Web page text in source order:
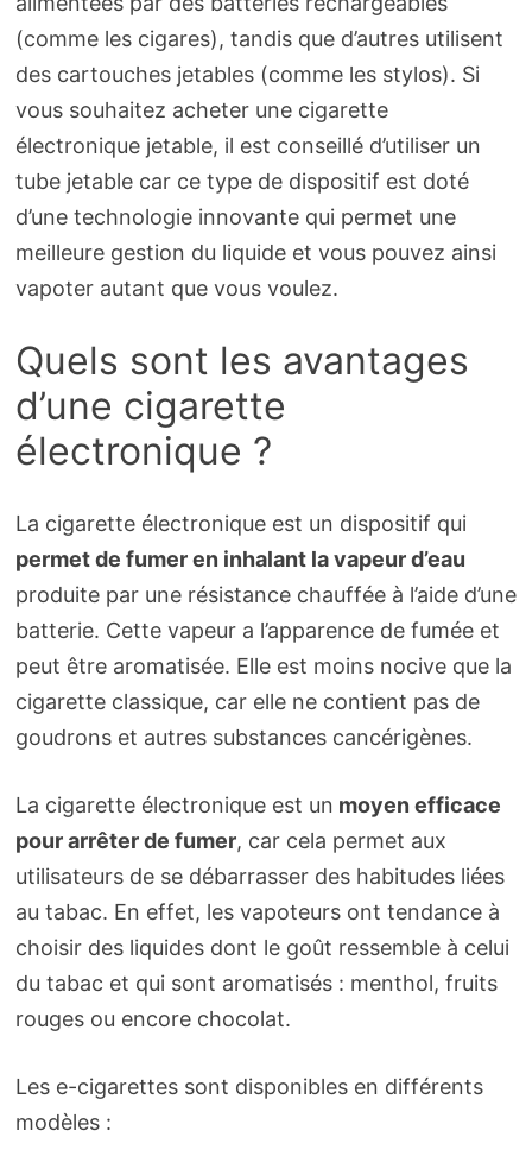
(comme les cigares), tandis que d’autres utilisent
des cartouches jetables (comme les stylos). Si
vous souhaitez acheter une cigarette
électronique jetable, il est conseillé d’utiliser un
tube jetable car ce type de dispositif est doté
d’une technologie innovante qui permet une
meilleure gestion du liquide et vous pouvez ainsi
vapoter autant que vous voulez.
Quels sont les avantages
d’une cigarette
électronique ?
La cigarette électronique est un dispositif qui
permet de fumer en inhalant la vapeur d’eau
produite par une résistance chauffée à l’aide d’une
batterie. Cette vapeur a l’apparence de fumée et
peut être aromatisée. Elle est moins nocive que la
cigarette classique, car elle ne contient pas de
goudrons et autres substances cancérigènes.
La cigarette électronique est un moyen efficace
pour arrêter de fumer, car cela permet aux
utilisateurs de se débarrasser des habitudes liées
au tabac. En effet, les vapoteurs ont tendance à
choisir des liquides dont le goût ressemble à celui
du tabac et qui sont aromatisés : menthol, fruits
rouges ou encore chocolat.
Les e-cigarettes sont disponibles en différents
modèles :